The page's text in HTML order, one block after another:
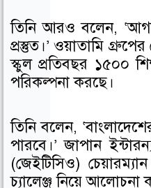
তিনি আরও বলেন,
প্রস্তুত।’ ওয়াতামি
স্কুল প্রতিবছর ১৫০০
পরিকল্পনা করছে।
তিনি বলেন,
পারবে।’ জাপান
(জেইটিসিও)
চ্যালেঞ্জ নিয়ে আলোচনা